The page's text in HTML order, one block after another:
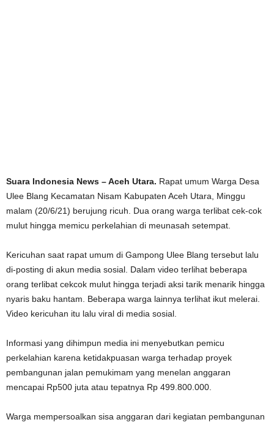
Suara Indonesia News – Aceh Utara. Rapat umum Warga Desa
Ulee Blang Kecamatan Nisam Kabupaten Aceh Utara, Minggu
malam (20/6/21) berujung ricuh. Dua orang warga terlibat cek-cok
mulut hingga memicu perkelahian di meunasah setempat.
Kericuhan saat rapat umum di Gampong Ulee Blang tersebut lalu
di-posting di akun media sosial. Dalam video terlihat beberapa
orang terlibat cekcok mulut hingga terjadi aksi tarik menarik hingga
nyaris baku hantam. Beberapa warga lainnya terlihat ikut melerai.
Video kericuhan itu lalu viral di media sosial.
Informasi yang dihimpun media ini menyebutkan pemicu
perkelahian karena ketidakpuasan warga terhadap proyek
pembangunan jalan pemukimam yang menelan anggaran
mencapai Rp500 juta atau tepatnya Rp 499.800.000.
Warga mempersoalkan sisa anggaran dari kegiatan pembangunan